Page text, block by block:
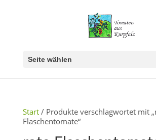
Seite wählen
Start/ Produkte verschlagwortet mit
Flaschentomate“